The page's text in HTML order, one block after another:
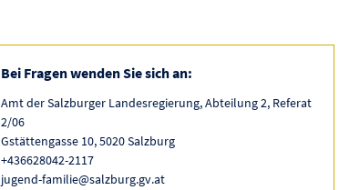
Bei Fragen wenden Sie sich an:
Amt der Salzburger Landesregierung, Abteilung 2, Referat
2/06
Gstättengasse 10, 5020 Salzburg
+436628042-2117
jugend-familie@salzburg.gv.at